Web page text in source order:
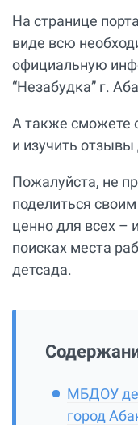
На странице
виде всю
официальную
“Незабудка” г.
А также сможете
и изучить
Пожалуйста, не
поделиться
ценно для всех –
поисках места
детсада.
МБДОУ
город